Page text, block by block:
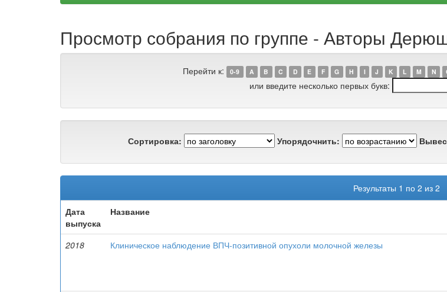
Просмотр собрания по группе - Авторы
Перейти к: 0-9 A B C D E F G H I J K L M N
или введите несколько первых букв:
Сортировка: Упорядочнить:
Результаты 1 по 2 из 2
Дата
выпуска
Название
2018 Клиническое наблюдение ВПЧ-позитивной опухоли молочной железы